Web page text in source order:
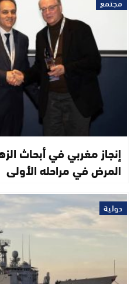
إنجاز مغربي في أبحاث
المرض في مراحله الأولى
دولية